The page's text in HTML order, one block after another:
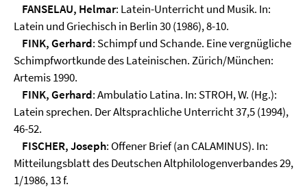
FANSELAU, Helmar: Latein-Unterricht und Musik. In:
Latein und Griechisch in Berlin 30 (1986), 8-10.
FINK, Gerhard: Schimpf und Schande. Eine vergnügliche
Schimpfwortkunde des Lateinischen. Zürich/München:
Artemis 1990.
FINK, Gerhard: Ambulatio Latina. In: STROH, W. (Hg.):
Latein sprechen. Der Altsprachliche Unterricht 37,5 (1994),
46-52.
FISCHER, Joseph: Offener Brief (an CALAMINUS). In:
Mitteilungsblatt des Deutschen Altphilologenverbandes 29,
1/1986, 13 f.